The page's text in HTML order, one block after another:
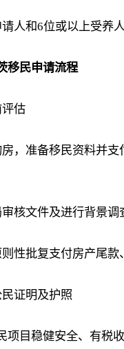
和6位或以上受养人
民申请流程
估
准备移民资料并支
文件及进行背景调
批复支付房产尾款
证明及护照
目稳健安全、有税收